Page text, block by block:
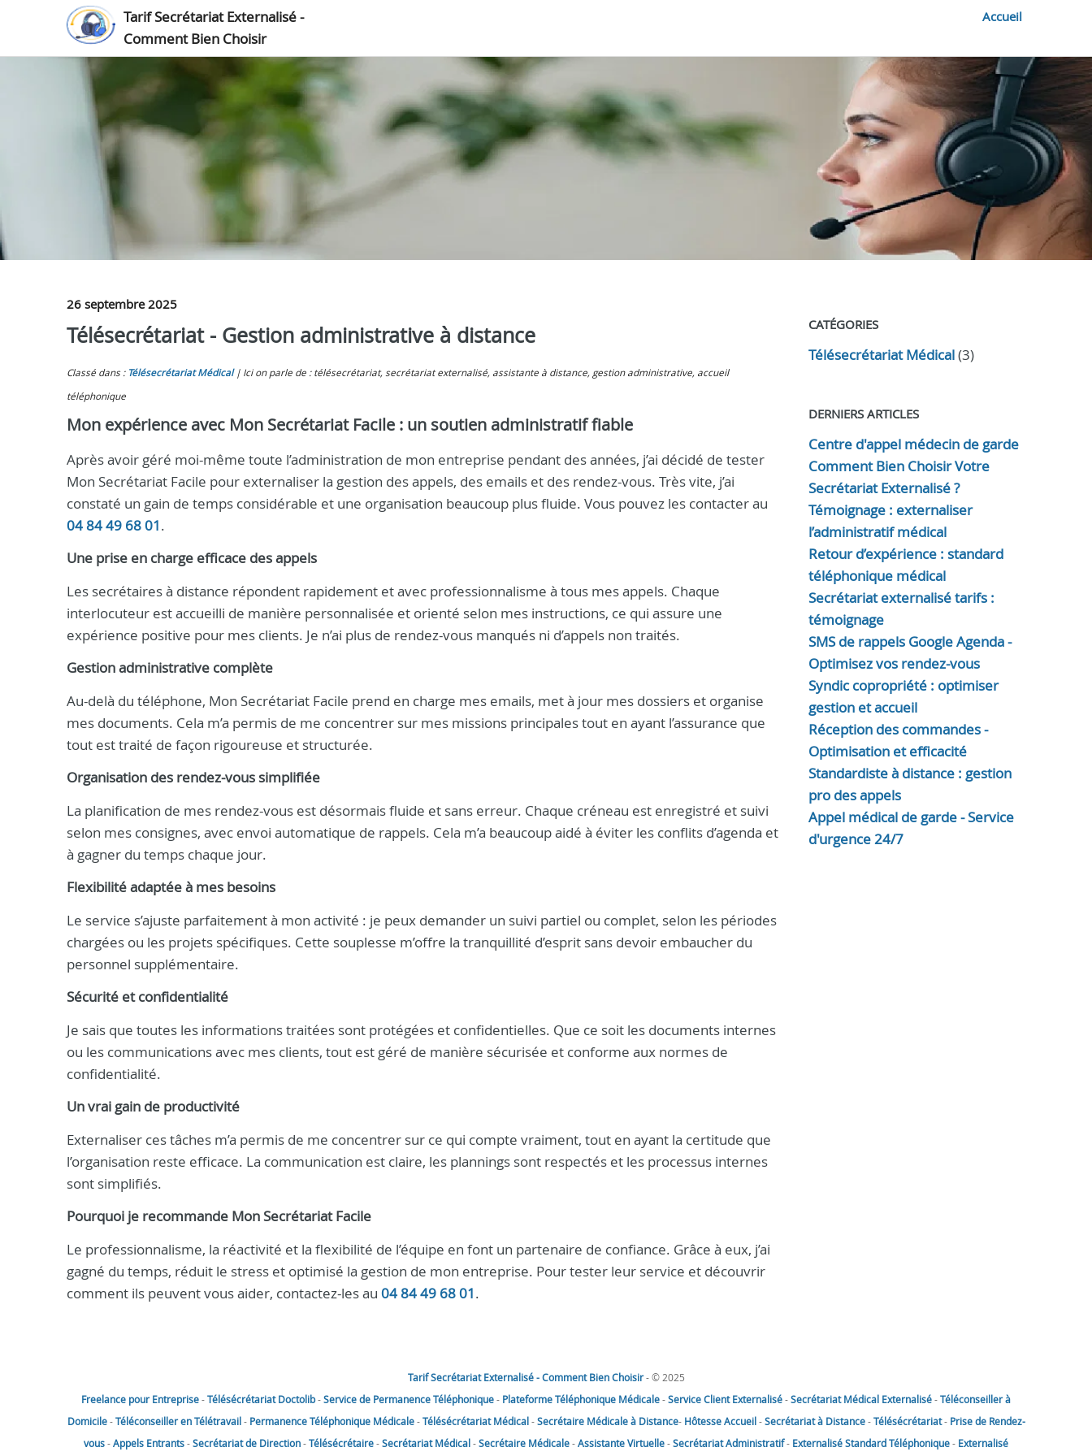
Tarif Secrétariat Externalisé -
Comment Bien Choisir
Accueil
26 septembre 2025
Télésecrétariat - Gestion administrative à distance
Classé dans : Télésecrétariat Médical
Ici on parle de : télésecrétariat, secrétariat externalisé, assistante à distance, gestion administrative, accueil
téléphonique
Mon expérience avec Mon Secrétariat Facile : un soutien administratif fiable
Après avoir géré moi-même toute l’administration de mon entreprise pendant des années, j’ai décidé de tester
Mon Secrétariat Facile pour externaliser la gestion des appels, des emails et des rendez-vous. Très vite, j’ai
constaté un gain de temps considérable et une organisation beaucoup plus fluide. Vous pouvez les contacter au
04 84 49 68 01.
Une prise en charge efficace des appels
Les secrétaires à distance répondent rapidement et avec professionnalisme à tous mes appels. Chaque
interlocuteur est accueilli de manière personnalisée et orienté selon mes instructions, ce qui assure une
expérience positive pour mes clients. Je n’ai plus de rendez-vous manqués ni d’appels non traités.
Gestion administrative complète
Au-delà du téléphone, Mon Secrétariat Facile prend en charge mes emails, met à jour mes dossiers et organise
mes documents. Cela m’a permis de me concentrer sur mes missions principales tout en ayant l’assurance que
tout est traité de façon rigoureuse et structurée.
Organisation des rendez-vous simplifiée
La planification de mes rendez-vous est désormais fluide et sans erreur. Chaque créneau est enregistré et suivi
selon mes consignes, avec envoi automatique de rappels. Cela m’a beaucoup aidé à éviter les conflits d’agenda et
à gagner du temps chaque jour.
Flexibilité adaptée à mes besoins
Le service s’ajuste parfaitement à mon activité : je peux demander un suivi partiel ou complet, selon les périodes
chargées ou les projets spécifiques. Cette souplesse m’offre la tranquillité d’esprit sans devoir embaucher du
personnel supplémentaire.
Sécurité et confidentialité
Je sais que toutes les informations traitées sont protégées et confidentielles. Que ce soit les documents internes
ou les communications avec mes clients, tout est géré de manière sécurisée et conforme aux normes de
confidentialité.
Un vrai gain de productivité
Externaliser ces tâches m’a permis de me concentrer sur ce qui compte vraiment, tout en ayant la certitude que
l’organisation reste efficace. La communication est claire, les plannings sont respectés et les processus internes
sont simplifiés.
Pourquoi je recommande Mon Secrétariat Facile
Le professionnalisme, la réactivité et la flexibilité de l’équipe en font un partenaire de confiance. Grâce à eux, j’ai
gagné du temps, réduit le stress et optimisé la gestion de mon entreprise. Pour tester leur service et découvrir
comment ils peuvent vous aider, contactez-les au 04 84 49 68 01.
CATÉGORIES
Télésecrétariat Médical(3)
DERNIERS ARTICLES
Centre d'appel médecin de garde
Comment Bien Choisir Votre
Secrétariat Externalisé ?
Témoignage : externaliser
l’administratif médical
Retour d’expérience : standard
téléphonique médical
Secrétariat externalisé tarifs :
témoignage
SMS de rappels Google Agenda -
Optimisez vos rendez-vous
Syndic copropriété : optimiser
gestion et accueil
Réception des commandes -
Optimisation et efficacité
Standardiste à distance : gestion
pro des appels
Appel médical de garde - Service
d'urgence 24/7
Tarif Secrétariat Externalisé - Comment Bien Choisir- © 2025
Freelance pour Entreprise-Télésécrétariat Doctolib-Service de Permanence Téléphonique- Plateforme Téléphonique Médicale-Service Client Externalisé-Secrétariat Médical Externalisé-Téléconseiller à
Domicile-Téléconseiller en Télétravail- Permanence Téléphonique Médicale-Télésécrétariat Médical-Secrétaire Médicale à Distance- Hôtesse Accueil-Secrétariat à Distance-Télésécrétariat- Prise de Rendez-
vous-Appels Entrants-Secrétariat de Direction-Télésécrétaire-Secrétariat Médical-Secrétaire Médicale-Assistante Virtuelle-Secrétariat Administratif- Externalisé Standard Téléphonique- Externalisé